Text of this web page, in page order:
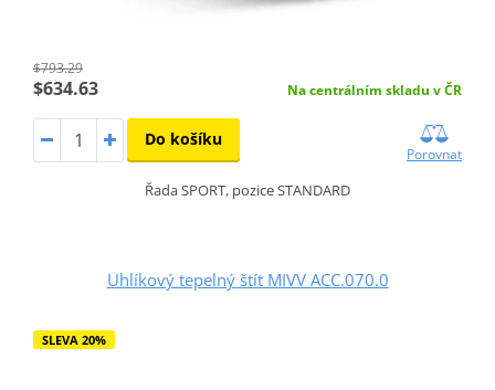
$793.29
$634.63 Na centrálním skladu v ČR
Do košíku
Porovnat
Řada SPORT, pozice STANDARD
Uhlíkový tepelný štít MIVV ACC.070.0
SLEVA 20%